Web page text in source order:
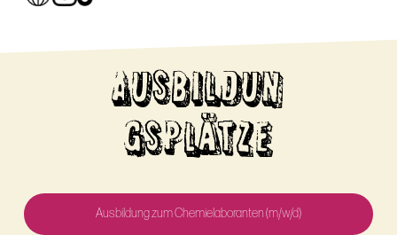
AUSBILDUN
GSPLÄTZE
Ausbildung zum Chemielaboranten (m/w/d)